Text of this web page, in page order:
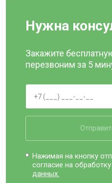
Нужна
Закажите
перезвоним за 5
Нажимая на кнопку
согласие на
данных.